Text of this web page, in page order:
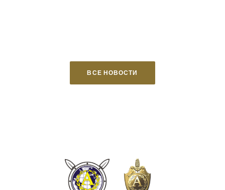
ВСЕ НОВОСТИ